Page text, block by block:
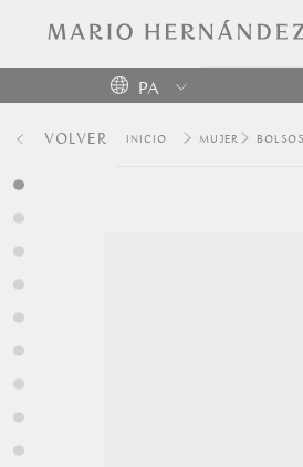
PA
Colombia
VOLVER MUJER BOLSOS